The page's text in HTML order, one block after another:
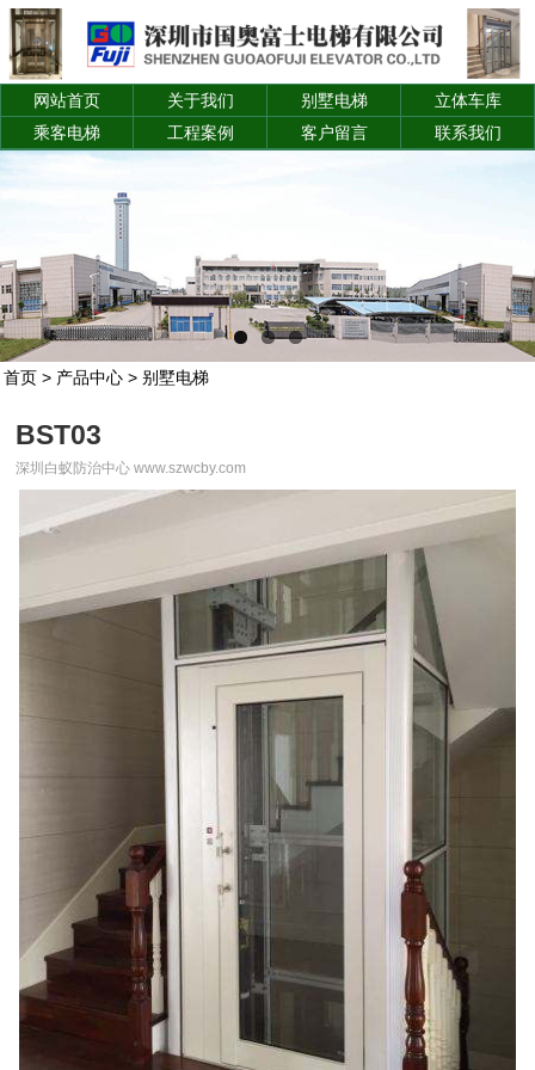
网站首页 关于我们 别墅电梯
立体车库
乘客电梯
工程案例 客户留言 联系我们
首页 > 产品中心 > 别墅电梯
BST03
深圳白蚁防治中心 www.szwcby.com